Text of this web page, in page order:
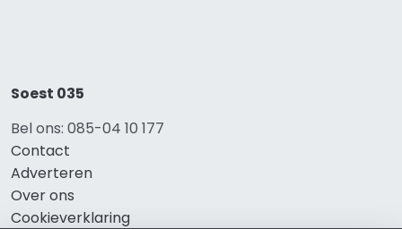
Soest 035
Bel ons: 085-04 10 177
Contact
Adverteren
Over ons
Cookieverklaring